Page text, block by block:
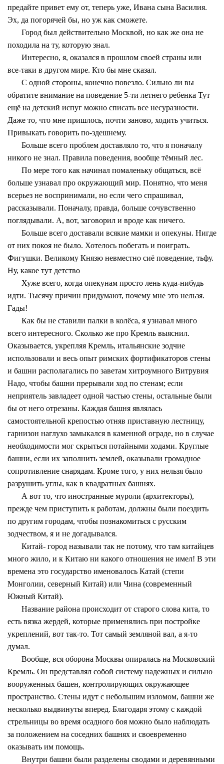
предайте привет ему от, теперь уже, Ивана сына Василия.
Эх, да погорячей бы, но уж как сможете.
Город был действительно Москвой, но как же она не
походила на ту, которую знал.
Интересно, я, оказался в прошлом своей страны или
все-таки в другом мире. Кто бы мне сказал.
С одной стороны, конечно повезло. Сильно ли вы
обратите внимание на поведение 5-ти летнего ребенка Тут
ещё на детский испуг можно списать все несуразности.
Даже то, что мне пришлось, почти заново, ходить учиться.
Привыкать говорить по-здешнему.
Больше всего проблем доставляло то, что я поначалу
никого не знал. Правила поведения, вообще тёмный лес.
По мере того как начинал помаленьку общаться, всё
больше узнавал про окружающий мир. Понятно, что меня
всерьез не воспринимали, но если чего спрашивал,
рассказывали. Поначалу, правда, больше сочувственно
поглядывали. А, вот, заговорил и вроде как ничего.
Больше всего доставали всякие мамки и опекуны. Нигде
от них покоя не было. Хотелось побегать и поиграть.
Фигушки. Великому Князю невместно сиё поведение, тьфу.
Ну, какое тут детство
Хуже всего, когда опекунам просто лень куда-нибудь
идти. Тысячу причин придумают, почему мне это нельзя.
Гады!
Как бы не ставили палки в колёса, я узнавал много
всего интересного. Сколько же про Кремль выяснил.
Оказывается, укрепляя Кремль, итальянские зодчие
использовали и весь опыт римских фортификаторов стены
и башни располагались по заветам хитроумного Витрувия
Надо, чтобы башни прерывали ход по стенам; если
неприятель завладеет одной частью стены, остальные были
бы от него отрезаны. Каждая башня являлась
самостоятельной крепостью отняв приставную лестницу,
гарнизон наглухо замыкался в каменной ограде, но в случае
необходимости мог скрыться потайными ходами. Круглые
башни, если их заполнить землей, оказывали громадное
сопротивление снарядам. Кроме того, у них нельзя было
разрушить углы, как в квадратных башнях.
А вот то, что иностранные муроли (архитекторы),
прежде чем приступить к работам, должны были поездить
по другим городам, чтобы познакомиться с русским
зодчеством, я и не догадывался.
Китай- город называли так не потому, что там китайцев
много жило, и к Китаю ни какого отношения не имел! В эти
времена это государство именовалось Катай (степи
Монголии, северный Китай) или Чина (современный
Южный Китай).
Название района происходит от старого слова кита, то
есть вязка жердей, которые применялись при постройке
укреплений, вот так-то. Тот самый земляной вал, а я-то
думал.
Вообще, вся оборона Москвы опиралась на Московский
Кремль. Он представлял собой систему надежных и сильно
вооруженных башен, контролирующих окружающее
пространство. Стены идут с небольшим изломом, башни же
несколько выдвинуты вперед. Благодаря этому с каждой
стрельницы во время осадного боя можно было наблюдать
за положением на соседних башнях и своевременно
оказывать им помощь.
Внутри башни были разделены сводами и деревянными